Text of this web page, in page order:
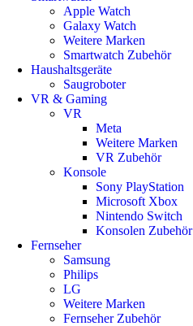
Apple Watch
Galaxy Watch
Weitere Marken
Smartwatch Zubehör
Haushaltsgeräte
Saugroboter
VR & Gaming
VR
Meta
Weitere Marken
VR Zubehör
Konsole
Sony PlayStation
Microsoft Xbox
Nintendo Switch
Konsolen Zubehör
Fernseher
Samsung
Philips
LG
Weitere Marken
Fernseher Zubehör